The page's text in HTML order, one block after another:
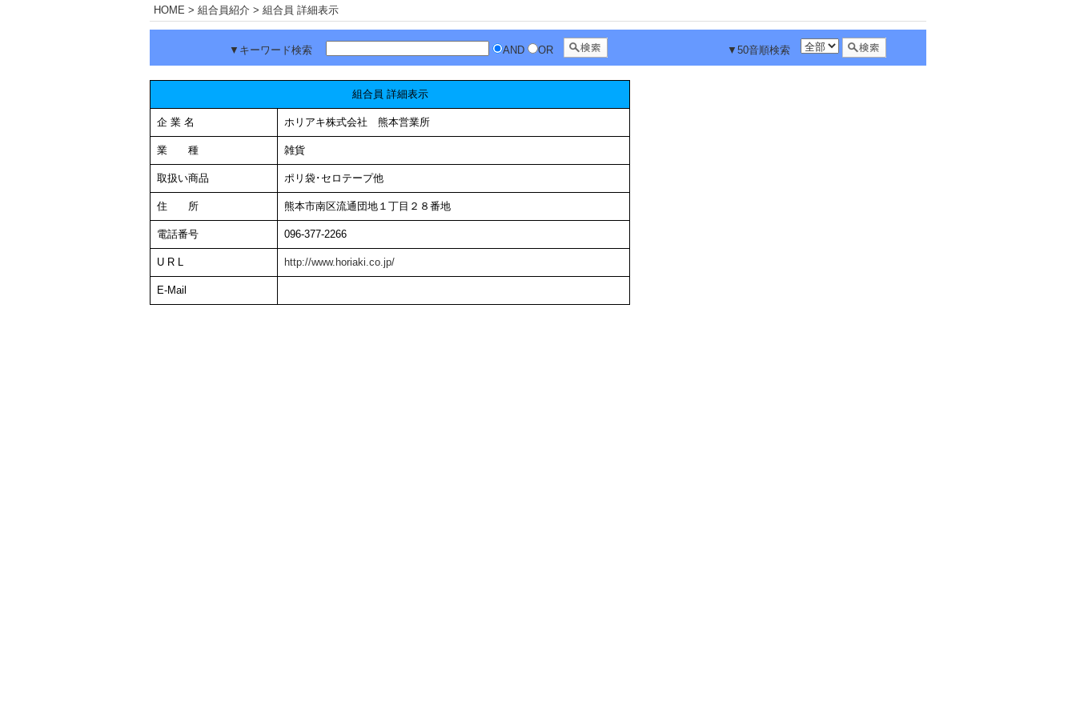
HOME > 組合員紹介 > 組合員 詳細表示
▼キーワード検索 AND OR ▼50音順検索
組合員 詳細表示
企 業 名 ホリアキ株式会社 熊本営業所
業 種 雑貨
取扱い商品 ポリ袋･セロテープ他
住 所 熊本市南区流通団地１丁目２８番地
電話番号 096-377-2266
U R L http://www.horiaki.co.jp/
E-Mail